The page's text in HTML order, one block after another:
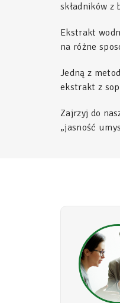
składników z
Ekstrakt
na różne
Jedną z
ekstrakt z
Zajrzyj do
„jasność